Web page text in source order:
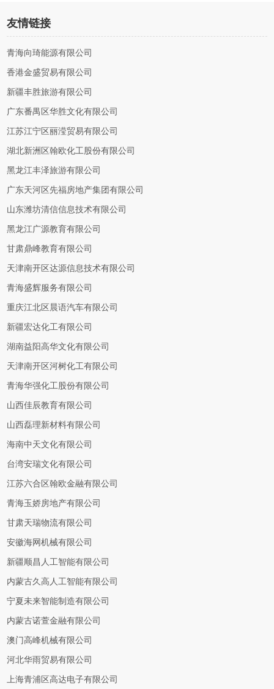
友情链接
青海向琦能源有限公司
香港金盛贸易有限公司
新疆丰胜旅游有限公司
广东番禺区华胜文化有限公司
江苏江宁区丽滢贸易有限公司
湖北新洲区翰欧化工股份有限公司
黑龙江丰泽旅游有限公司
广东天河区先福房地产集团有限公司
山东潍坊清信信息技术有限公司
黑龙江广源教育有限公司
甘肃鼎峰教育有限公司
天津南开区达源信息技术有限公司
青海盛辉服务有限公司
重庆江北区晨语汽车有限公司
新疆宏达化工有限公司
湖南益阳高华文化有限公司
天津南开区河树化工有限公司
青海华强化工股份有限公司
山西佳辰教育有限公司
山西磊理新材料有限公司
海南中天文化有限公司
台湾安瑞文化有限公司
江苏六合区翰欧金融有限公司
青海玉娇房地产有限公司
甘肃天瑞物流有限公司
安徽海网机械有限公司
新疆顺昌人工智能有限公司
内蒙古久高人工智能有限公司
宁夏未来智能制造有限公司
内蒙古诺萱金融有限公司
澳门高峰机械有限公司
河北华雨贸易有限公司
上海青浦区高达电子有限公司